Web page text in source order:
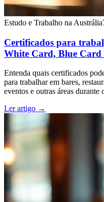
Estudo e Trabalho na Austrália
Certificados para
White Card, Blue Card
Entenda quais certificados
para trabalhar em bares,
eventos e outras áreas durante
Ler artigo →